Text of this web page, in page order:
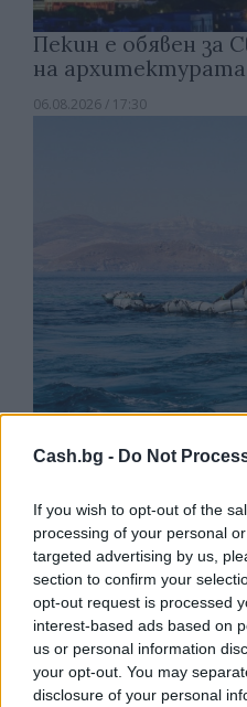
Cash.bg - Do Not
If you wish to opt-out of the
processing of your personal
targeted advertising by us,
section to confirm your
opt-out request is processed
interest-based ads based on
us or personal information
your opt-out. You may
disclosure of your personal
Пекин е обявен за
на архитектурата
06.08.2026 / 17:30
Френска
изграждането на
между Гърция и
06.08.2026 / 17:06